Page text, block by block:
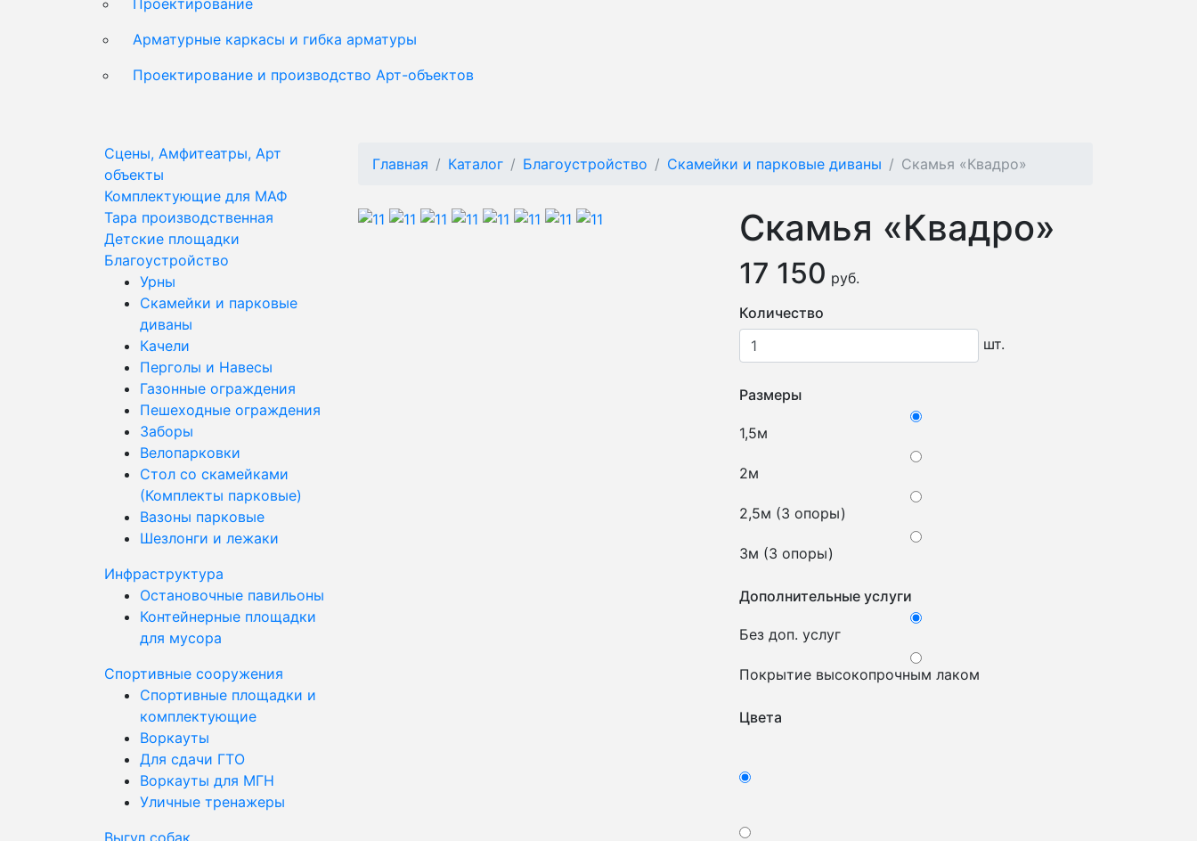
Проектирование
Арматурные каркасы и гибка арматуры
Проектирование и производство Арт-объектов
Сцены, Амфитеатры, Арт
объекты
Комплектующие для МАФ
Тара производственная
Детские площадки
Благоустройство
Урны
Скамейки и парковые
диваны
Качели
Перголы и Навесы
Газонные ограждения
Пешеходные ограждения
Заборы
Велопарковки
Стол со скамейками
(Комплекты парковые)
Вазоны парковые
Шезлонги и лежаки
Инфраструктура
Остановочные павильоны
Контейнерные площадки
для мусора
Спортивные сооружения
Спортивные площадки и
комплектующие
Воркауты
Для сдачи ГТО
Воркауты для МГН
Уличные тренажеры
Выгул собак
Главная Каталог Благоустройство Скамейки и парковые диваны Cкамья «Квадро»
Cкамья «Квадро»
17 150 руб.
Количество
шт.
Размеры
1,5м
2м
2,5м (3 опоры)
3м (3 опоры)
Дополнительные услуги
Без доп. услуг
Покрытие высокопрочным лаком
Цвета